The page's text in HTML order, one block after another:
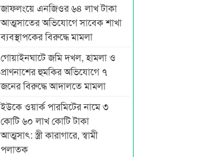
জাফলংয়ে এনজিওর ৬৪ লাখ টাকা
আত্মসাতের অভিযোগে সাবেক শাখা
ব্যবস্থাপকের বিরুদ্ধে মামলা
গোয়াইনঘাটে জমি দখল, হামলা ও
প্রাণনাশের হুমকির অভিযোগে ৭
জনের বিরুদ্ধে আদালতে মামলা
ইউকে ওয়ার্ক পারমিটের নামে ৩
কোটি ৬০ লাখ কোটি টাকা
আত্মসাৎ: স্ত্রী কারাগারে, স্বামী
পলাতক